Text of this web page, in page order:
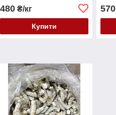
480₴/кг
Купити
570